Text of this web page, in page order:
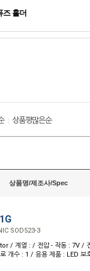
홀더
| 상품평많은순
상품명/제조사/Spec
SOD523-3
/ 계열 : / 전압 - 작동 : 7V /
개수 : 1 / 응용 제품 : LED 보